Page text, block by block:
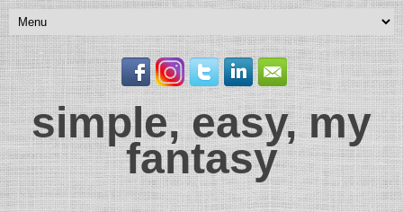
simple, easy, my
fantasy